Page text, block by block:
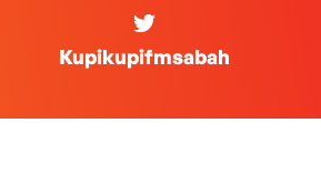
Kupikupifmsabah